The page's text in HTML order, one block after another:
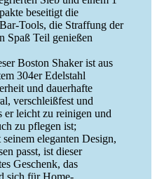
beseitigt die
Tools, die Straffung der
Spaß Teil genießen
Boston Shaker ist aus
304er Edelstahl
und dauerhafte
verschleißfest und
er leicht zu reinigen und
zu pflegen ist;
eleganten Design,
passt, ist dieser
Geschenk, das
sich für Home-